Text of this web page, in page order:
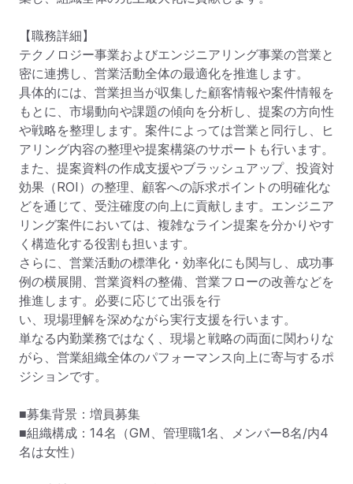
【職務詳細】
テクノロジー事業およびエンジニアリング事業の営業と
密に連携し、営業活動全体の最適化を推進します。
具体的には、営業担当が収集した顧客情報や案件情報を
もとに、市場動向や課題の傾向を分析し、提案の方向性
や戦略を整理します。案件によっては営業と同行し、ヒ
アリング内容の整理や提案構築のサポートも行います。
また、提案資料の作成支援やブラッシュアップ、投資対
効果（ROI）の整理、顧客への訴求ポイントの明確化な
どを通じて、受注確度の向上に貢献します。エンジニア
リング案件においては、複雑なライン提案を分かりやす
く構造化する役割も担います。
さらに、営業活動の標準化・効率化にも関与し、成功事
例の横展開、営業資料の整備、営業フローの改善などを
推進します。必要に応じて出張を行
い、現場理解を深めながら実行支援を行います。
単なる内勤業務ではなく、現場と戦略の両面に関わりな
がら、営業組織全体のパフォーマンス向上に寄与するポ
ジションです。
■募集背景：増員募集
■組織構成：14名（GM、管理職1名、メンバー8名/内4
名は女性）